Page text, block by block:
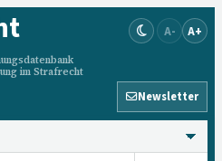
im Strafrecht
A- A+
Newsletter